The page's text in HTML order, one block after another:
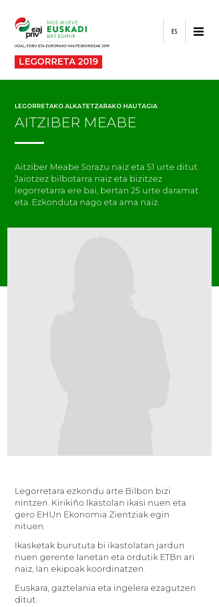
ES
LEGORRETA 2019
LEGORRETAKO ALKATETZARAKO HAUTAGIA
AITZIBER MEABE
Aitziber Meabe Sorazu naiz eta 51 urte ditut.
Jaiotzez bilbotarra naiz eta bizitzez
legorretarra ere bai, bertan 25 urte daramat
eta. Ezkonduta nago eta ama naiz.
Legorretara ezkondu arte Bilbon bizi
nintzen. Kirikiño Ikastolan ikasi nuen eta
gero EHUn Ekonomia Zientziak egin
nituen.
Ikasketak burututa bi ikastolatan jardun
nuen gerente lanetan eta ordutik ETBn ari
naiz, lan ekipoak koordinatzen.
Euskara, gaztelania eta ingelera ezagutzen
ditut.